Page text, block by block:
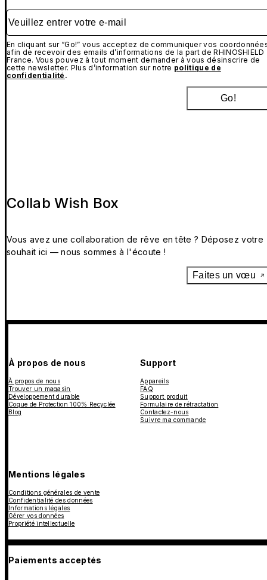
Veuillez entrer votre e-mail
En cliquant sur “Go!” vous acceptez de communiquer vos
afin de recevoir des emails d’informations de la part de RHINOSHIELD
France. Vous pouvez à tout moment demander à vous désinscrire de
cette newsletter. Plus d’information sur notre politique de
confidentialité .
Go!
Collab Wish Box
Vous avez une collaboration de rêve en tête ? Déposez votre
souhait ici — nous sommes à l'écoute !
Faites un vœu
À propos de nous
À propos de nous
Trouver un magasin
Développement durable
Coque de Protection 100% Recyclée
Blog
Support
Appareils
FAQ
Support produit
Formulaire de rétractation
Contactez-nous
Suivre ma commande
Mentions légales
Conditions générales de vente
Confidentialité des données
Informations légales
Gérer vos données
Propriété intellectuelle
Paiements acceptés